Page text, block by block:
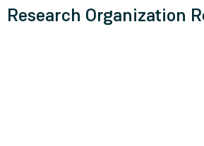
Research Organization